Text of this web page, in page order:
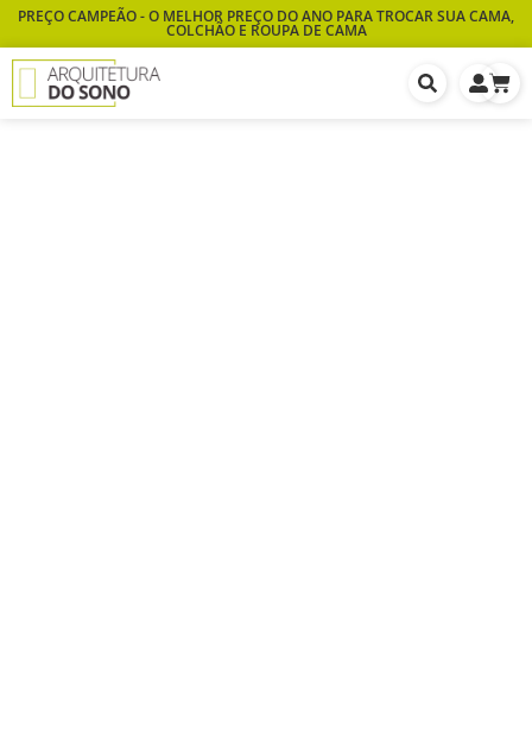
PREÇO CAMPEÃO - O MELHOR PREÇO DO ANO PARA TROCAR SUA CAMA,
COLCHÃO E ROUPA DE CAMA